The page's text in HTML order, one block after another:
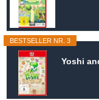
BESTSELLER NR. 3
Yoshi